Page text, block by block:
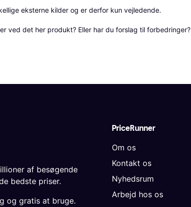
eksterne kilder og er derfor kun vejledende.
ved det her produkt? Eller har du forslag til forbedringer?
PriceRunner
Om os
Kontakt os
Nyhedsrum
Arbejd hos os
af besøgende
bedste priser.
og gratis at bruge.